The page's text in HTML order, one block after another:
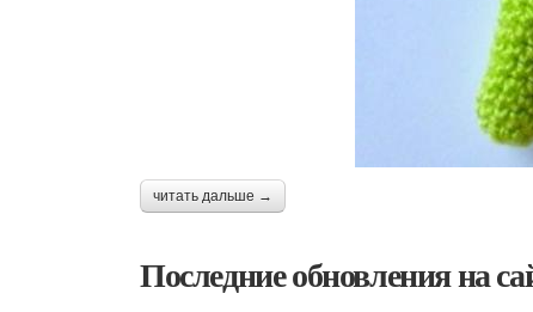
читать дальше →
Последние обновления на